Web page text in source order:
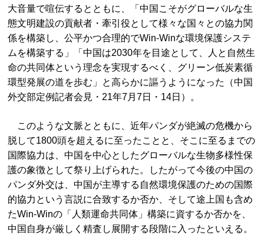
大音量で喧伝するとともに、「中国こそがグローバルな生
態文明建設の貢献者・牽引役として様々な国々との協力関
係を構築し、公平かつ合理的でWin-Winな環境保護システ
ムを構築する」「中国は2030年を目途として、人と自然生
命の共同体という理念を実現するべく、グリーン低炭素循
環型発展の道を歩む」と高らかに謳うようになった（中国
外交部定例記者会見・21年7月7日・14日）。
このような文脈とともに、近年パンダが絶滅の危機から
脱して1800頭を超えるに至ったことと、そこに至るまでの
国際協力は、中国を中心としたグローバルな生物多様性保
護の象徴として祭り上げられた。したがって今後の中国の
パンダ外交は、中国が主導する自然環境保護のための国際
的協力という言説に合致するか否か、そして途上国も含め
たWin-Winの「人類運命共同体」構築に資するか否かを、
中国自身が厳しく精査し展開する段階に入ったといえる。